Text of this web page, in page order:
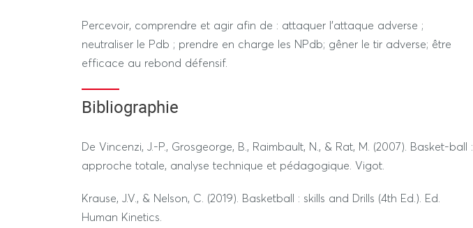
---------------- SESSION 2 ----------------
Devoir sur table: 70% de la note
Évaluation pratique : 30% de la note
Durée: 1h00 (hors tiers-temps)
Percevoir, comprendre et agir afin de : attaquer l’attaque adverse ;
neutraliser le Pdb ; prendre en charge les NPdb; gêner le tir adverse; être
efficace au rebond défensif.
Bibliographie
De Vincenzi, J.-P., Grosgeorge, B., Raimbault, N., & Rat, M. (2007). Basket-ball :
approche totale, analyse technique et pédagogique. Vigot.
Krause, J.V., & Nelson, C. (2019). Basketball : skills and Drills (4th Ed.). Ed.
Human Kinetics.